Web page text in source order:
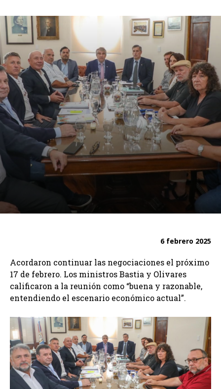
6 febrero 2025
Acordaron continuar las negociaciones el próximo
17 de febrero. Los ministros Bastia y Olivares
calificaron a la reunión como “buena y razonable,
entendiendo el escenario económico actual”.